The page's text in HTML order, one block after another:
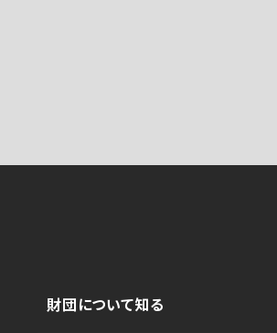
財団について知る